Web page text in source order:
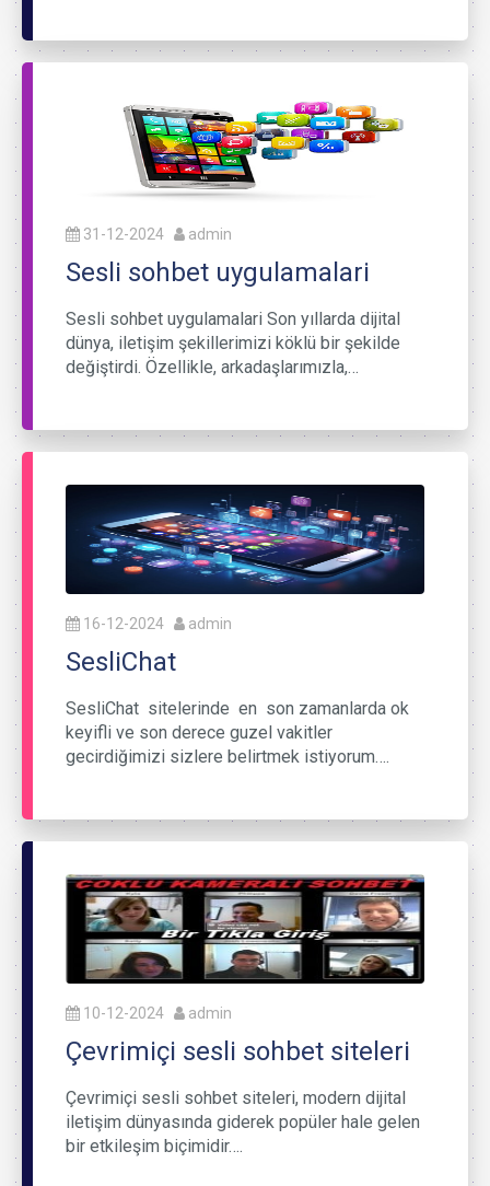
31-12-2024 admin
Sesli sohbet uygulamalari
Sesli sohbet uygulamalari Son yıllarda dijital
dünya, iletişim şekillerimizi köklü bir şekilde
değiştirdi. Özellikle, arkadaşlarımızla,…
16-12-2024 admin
SesliChat
SesliChat sitelerinde en son zamanlarda ok
keyifli ve son derece guzel vakitler
gecirdiğimizi sizlere belirtmek istiyorum….
10-12-2024 admin
Çevrimiçi sesli sohbet siteleri
Çevrimiçi sesli sohbet siteleri, modern dijital
iletişim dünyasında giderek popüler hale gelen
bir etkileşim biçimidir….